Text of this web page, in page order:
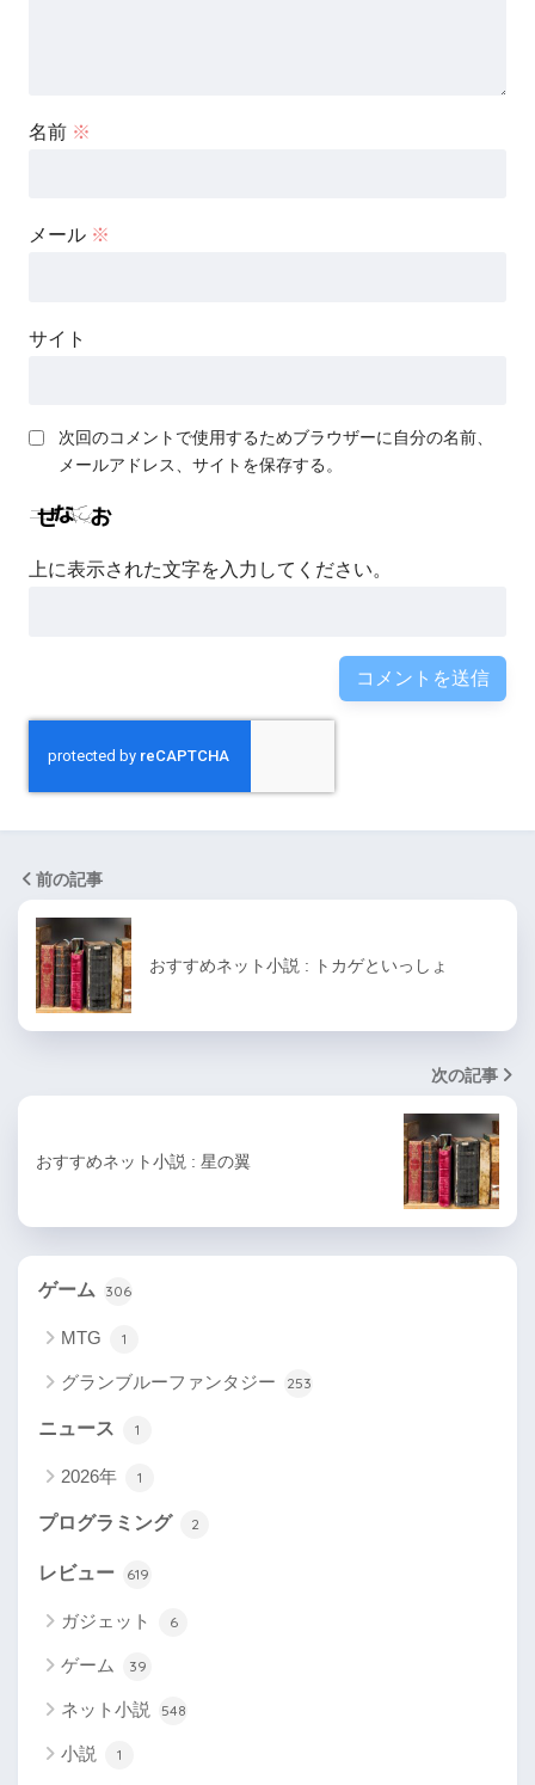
名前 ※
メール ※
サイト
次回のコメントで使用するためブラウザーに自分の名前、
メールアドレス、サイトを保存する。
上に表示された文字を入力してください。
前の記事
おすすめネット小説 : トカゲといっしょ
次の記事
おすすめネット小説 : 星の翼
ゲーム 306
MTG 1
グランブルーファンタジー 253
ニュース 1
2026年 1
プログラミング 2
レビュー 619
ガジェット 6
ゲーム 39
ネット小説 548
小説 1